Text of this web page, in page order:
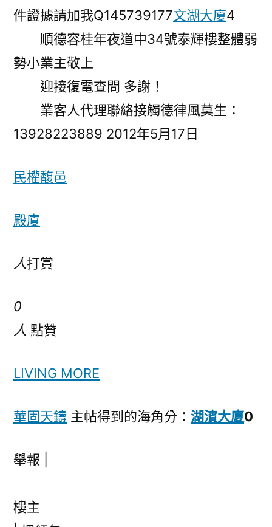
件證據請加我Q145739177文湖大廈4
順德容桂年夜道中34號泰輝樓整體弱
勢小業主敬上
迎接復電查問 多謝！
業客人代理聯絡接觸德律風莫生：
13928223889 2012年5月17日
民權馥邑
殿廈
人打賞
0
人 點贊
LIVING MORE
華固天鑄 主帖得到的海角分： 湖濱大廈0
舉報 |
樓主